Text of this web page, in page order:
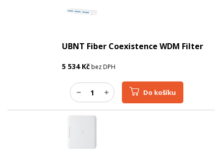
UBNT Fiber Coexistence WDM Filter
5 534Kčbez DPH
Do košíku